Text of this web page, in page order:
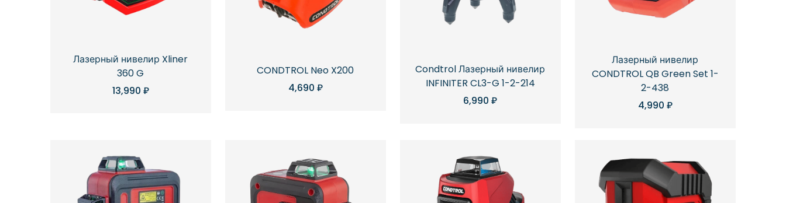
Лазерный нивелир Xliner
360 G
13,990 ₽
CONDTROL Neo X200
4,690 ₽
Condtrol Лазерный нивелир
INFINITER CL3-G 1-2-214
6,990₽
Лазерный нивелир
CONDTROL QB Green Set 1-
2-438
4,990 ₽